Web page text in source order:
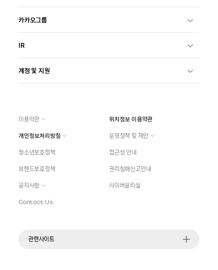
카카오그룹
IR
계정 및 지원
이용약관
위치정보 이용약관
개인정보처리방침
운영정책 및 제안
청소년보호정책
접근성 안내
브랜드보호정책
권리침해신고안내
공지사항
사이버윤리실
Contact Us
관련사이트